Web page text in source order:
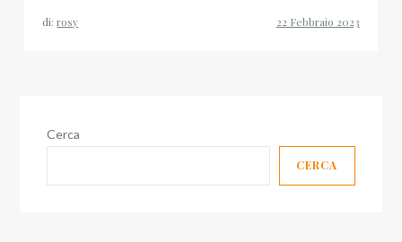
di:rosy
Cerca
CERCA